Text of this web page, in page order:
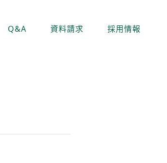
Q&A 資料請求 採用情報